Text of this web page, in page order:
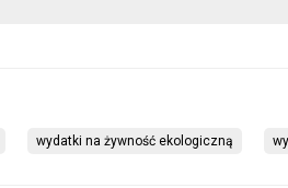
wydatki na żywność ekologiczną